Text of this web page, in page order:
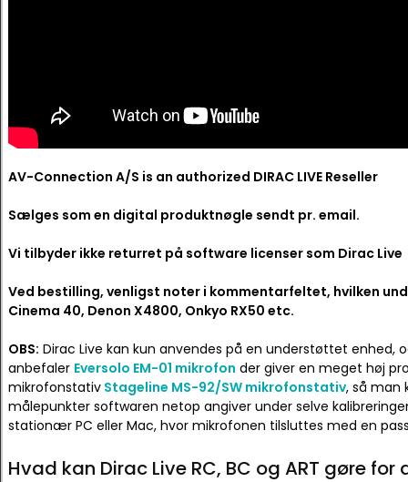
AV-Connection A/S is an authorized DIRAC LIVE Reseller
Sælges som en digital produktnøgle sendt pr. email.
Vi tilbyder ikke returret på software licenser som Dirac Live
Ved bestilling, venligst noter i kommentarfeltet, hvilken
Cinema 40, Denon X4800, Onkyo RX50 etc.
OBS: Dirac Live kan kun anvendes på en understøttet enhed,
anbefaler Eversolo EM-01 mikrofon der giver en meget høj
mikrofonstativ Stageline MS-92/SW mikrofonstativ, så man
målepunkter softwaren netop angiver under selve
stationær PC eller Mac, hvor mikrofonen tilsluttes med en
Hvad kan Dirac Live RC, BC og ART gøre for